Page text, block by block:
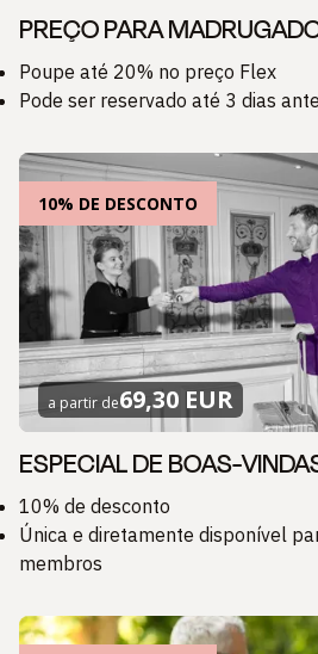
PREÇO PARA
Poupe até 20% no preço Flex
Pode ser reservado até 3 dias
10% DE DESCONTO
a partir de69,30 EUR
ESPECIAL DE BOAS-
10% de desconto
Única e diretamente disponível
membros